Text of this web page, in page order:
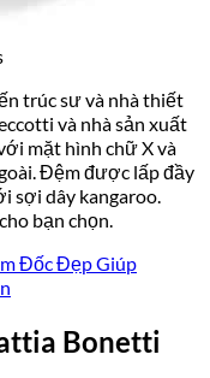
trúc sư và nhà thiết
và nhà sản xuất
mặt hình chữ X và
Đệm được lấp đầy
sợi dây kangaroo.
bạn chọn.
Đốc Đẹp Giúp
Bonetti